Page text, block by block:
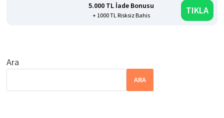
5.000 TL İade Bonusu
+ 1000 TL Risksiz Bahis TIKLA
Ara
ARA